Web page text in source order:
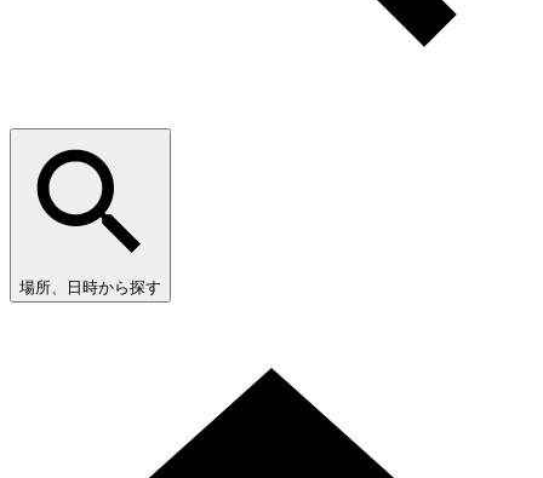
場所、日時から探す